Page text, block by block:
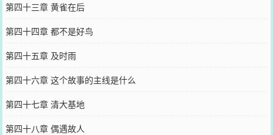
第四十三章 黄雀在后
第四十四章 都不是好鸟
第四十五章 及时雨
第四十六章 这个故事的主线是什么
第四十七章 清大基地
第四十八章 偶遇故人